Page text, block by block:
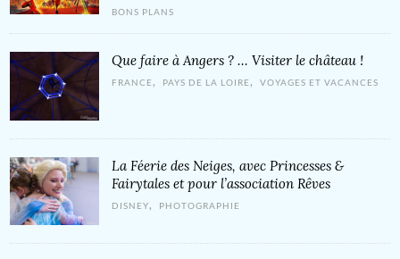
BONS PLANS
Que faire à Angers ? … Visiter le château !
FRANCE , PAYS DE LA LOIRE , VOYAGES ET VACANCES
La Féerie des Neiges, avec Princesses &
Fairytales et pour l’association Rêves
DISNEY, PHOTOGRAPHIE